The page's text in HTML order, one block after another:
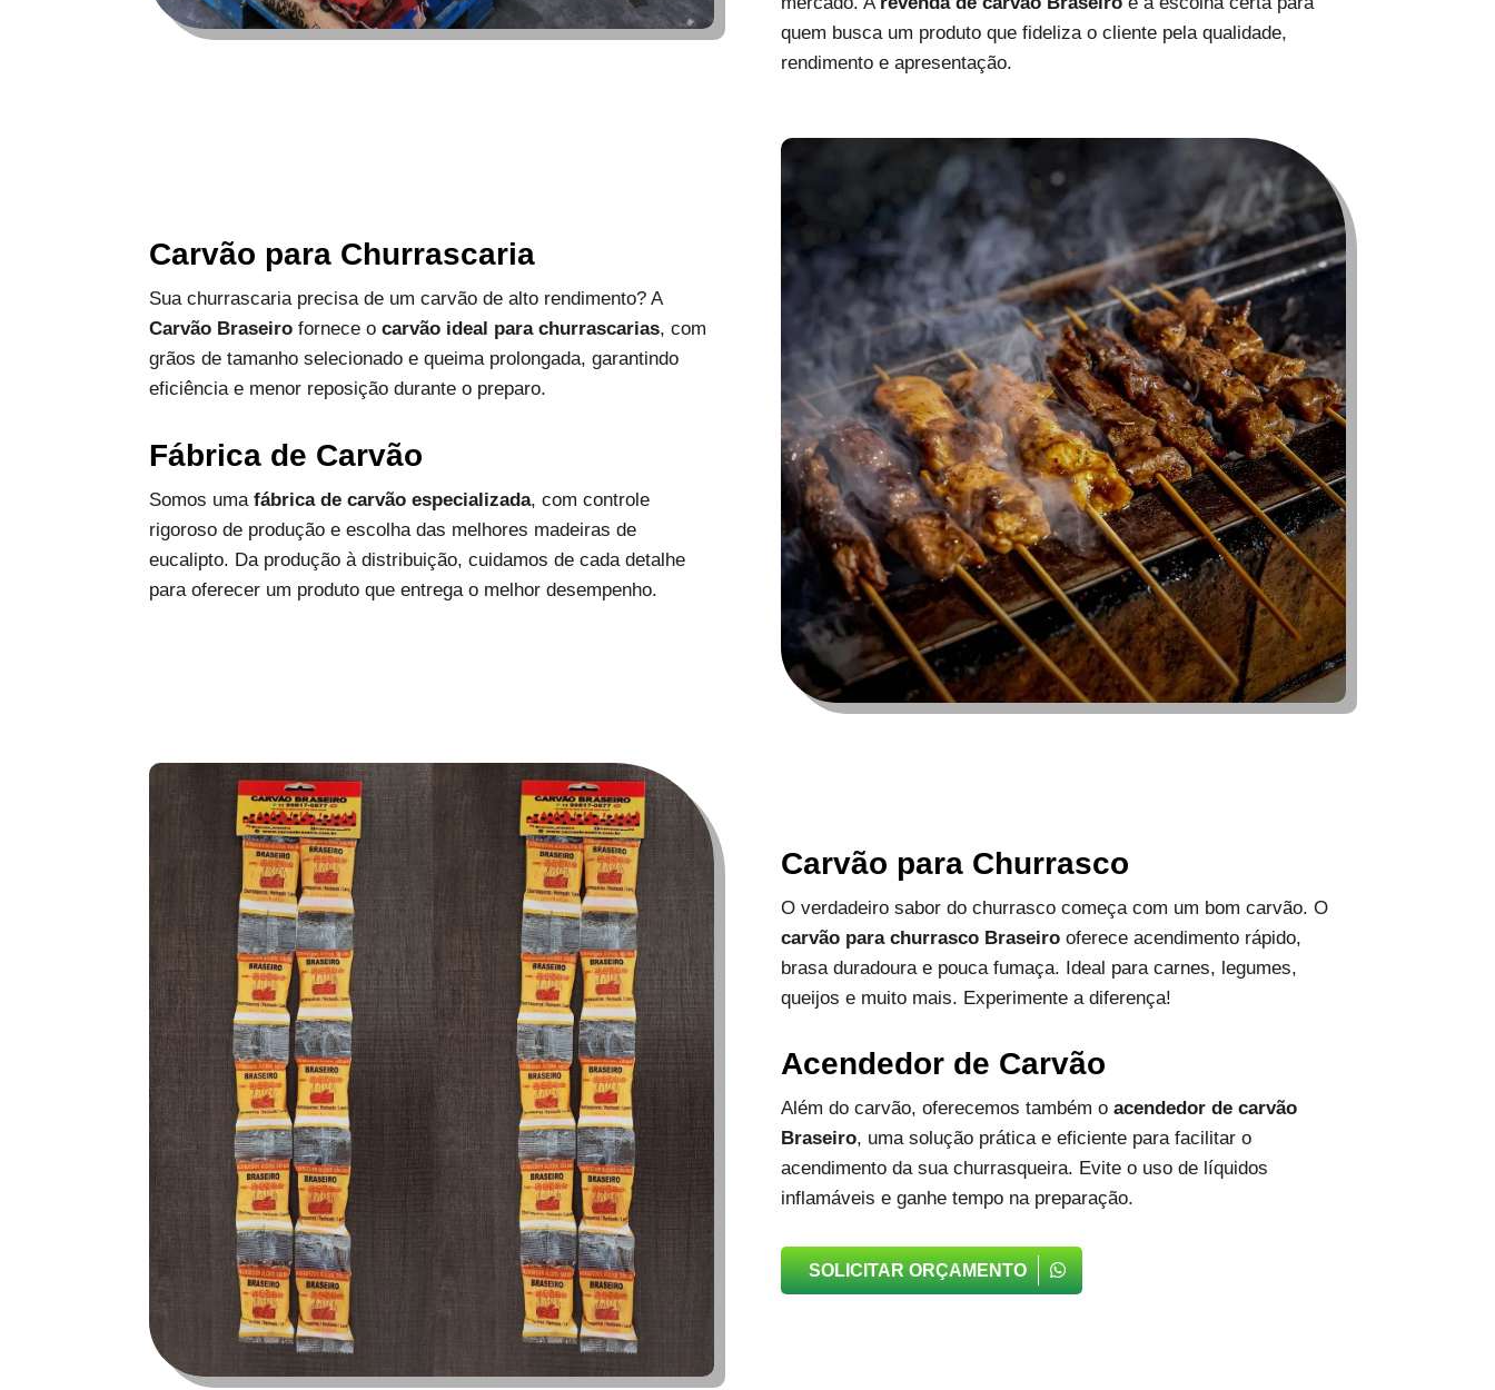
quem busca um produto que fideliza o cliente pela qualidade,
rendimento e apresentação.
Carvão para Churrascaria
Sua churrascaria precisa de um carvão de alto rendimento? A
Carvão Braseiro fornece ocarvão ideal para churrascarias, com
grãos de tamanho selecionado e queima prolongada, garantindo
eficiência e menor reposição durante o preparo.
Fábrica de Carvão
Somos umafábrica de carvão especializada, com controle
rigoroso de produção e escolha das melhores madeiras de
eucalipto. Da produção à distribuição, cuidamos de cada detalhe
para oferecer um produto que entrega o melhor desempenho.
Carvão para Churrasco
O verdadeiro sabor do churrasco começa com um bom carvão. O
carvão para churrasco Braseirooferece acendimento rápido,
brasa duradoura e pouca fumaça. Ideal para carnes, legumes,
queijos e muito mais. Experimente a diferença!
Acendedor de Carvão
Além do carvão, oferecemos também o acendedor de carvão
Braseiro, uma solução prática e eficiente para facilitar o
acendimento da sua churrasqueira. Evite o uso de líquidos
inflamáveis e ganhe tempo na preparação.
SOLICITAR ORÇAMENTO